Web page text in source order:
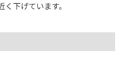
下げています。